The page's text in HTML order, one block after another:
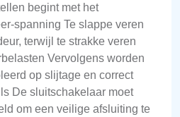
begint met het
spanning Te slappe veren
terwijl te strakke veren
Vervolgens worden
op slijtage en correct
De sluitschakelaar moet
om een veilige afsluiting te